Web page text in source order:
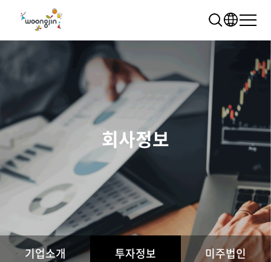
추천 검색어
WRMS WDMS
모빌리티
회사정보
기업소개 투자정보 미주법인